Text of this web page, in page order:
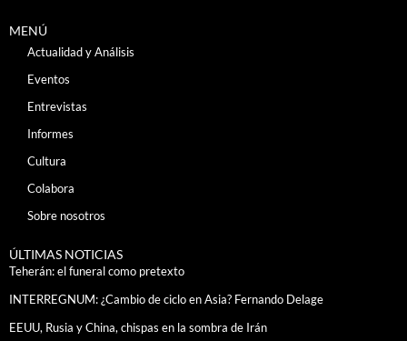
MENÚ
Actualidad y Análisis
Eventos
Entrevistas
Informes
Cultura
Colabora
Sobre nosotros
ÚLTIMAS NOTICIAS
Teherán: el funeral como pretexto
INTERREGNUM: ¿Cambio de ciclo en Asia? Fernando Delage
EEUU, Rusia y China, chispas en la sombra de Irán